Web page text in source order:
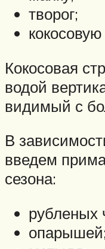
творог;
Кокосовая
водой
видимый с
В
введем
сезона:
рубленых
опарышей;